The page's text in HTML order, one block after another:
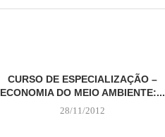
CURSO DE ESPECIALIZAÇÃO –
ECONOMIA DO MEIO AMBIENTE:...
28/11/2012